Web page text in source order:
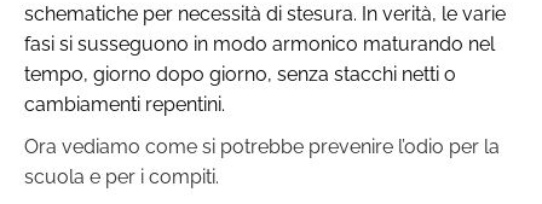
schematiche per necessità di stesura. In verità, le varie
fasi si susseguono in modo armonico maturando nel
tempo, giorno dopo giorno, senza stacchi netti o
cambiamenti repentini.
Ora vediamo come si potrebbe prevenire l’odio per la
scuola e per i compiti.